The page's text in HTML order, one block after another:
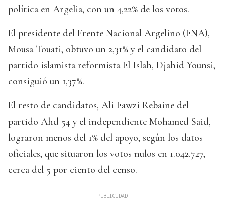
política en Argelia, con un 4,22% de los votos.
El presidente del Frente Nacional Argelino (FNA),
Mousa Touati, obtuvo un 2,31% y el candidato del
partido islamista reformista El Islah, Djahid Younsi,
consiguió un 1,37%.
El resto de candidatos, Ali Fawzi Rebaine del
partido Ahd 54 y el independiente Mohamed Said,
lograron menos del 1% del apoyo, según los datos
oficiales, que situaron los votos nulos en 1.042.727,
cerca del 5 por ciento del censo.